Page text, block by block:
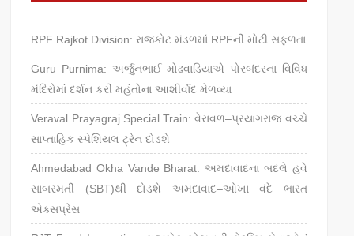
RPF Rajkot Division: રાજકોટ મંડળમાં RPFની મોટી સફળતા
Guru Purnima: અર્જુનભાઈ મોઢવાડિયાએ પોરબંદરના વિવિધ
મંદિરોમાં દર્શન કરી મહંતોના આશીર્વાદ મેળવ્યા
Veraval Prayagraj Special Train: વેરાવળ–પ્રયાગરાજ વચ્ચે
સાપ્તાહિક સ્પેશિયલ ટ્રેન દોડશે
Ahmedabad Okha Vande Bharat: અમદાવાદના બદલે હવે
સાબરમતી (SBT)થી દોડશે અમદાવાદ–ઓખા વંદે ભારત
એક્સપ્રેસ